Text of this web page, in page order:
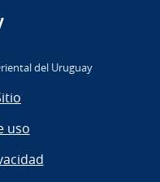
del Uruguay
uso